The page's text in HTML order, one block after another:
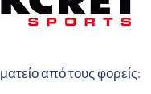
από τους φορείς: